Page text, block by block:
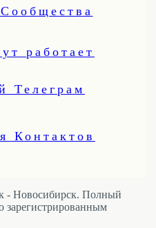
работает
Телеграм
Контактов
- Новосибирск. Полный
зарегистрированным